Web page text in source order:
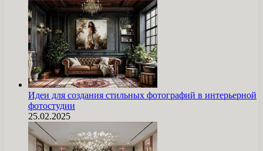
Идеи для создания стильных фотографий в интерьерной
фотостудии
25.02.2025